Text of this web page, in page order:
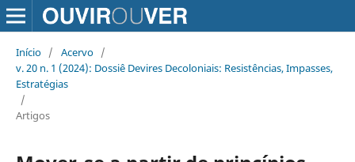
Início / Acervo /
v. 20 n. 1 (2024): Dossiê Devires Decoloniais: Resistências, Impasses,
Estratégias
/
Artigos